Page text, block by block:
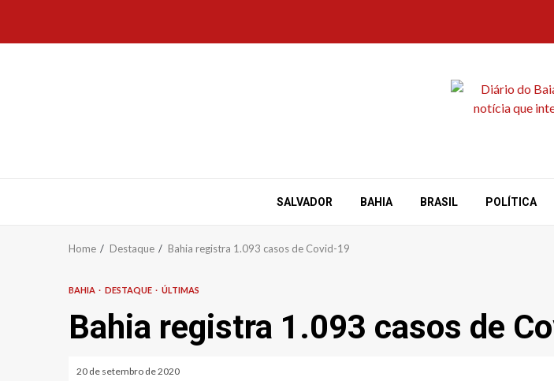
content
SALVADOR BAHIA BRASIL POLÍTICA
Home Destaque Bahia registra 1.093 casos de Covid-19
BAHIA DESTAQUE ÚLTIMAS
Bahia registra 1.093 casos de
20 de setembro de 2020